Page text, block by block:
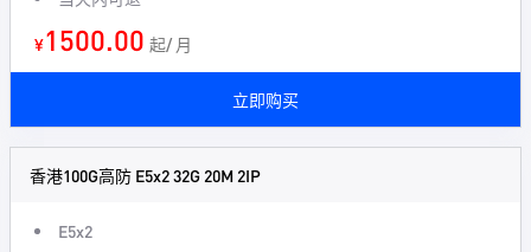
¥1500.00 起/ 月
立即购买
香港100G高防 E5x2 32G 20M 2IP
E5x2